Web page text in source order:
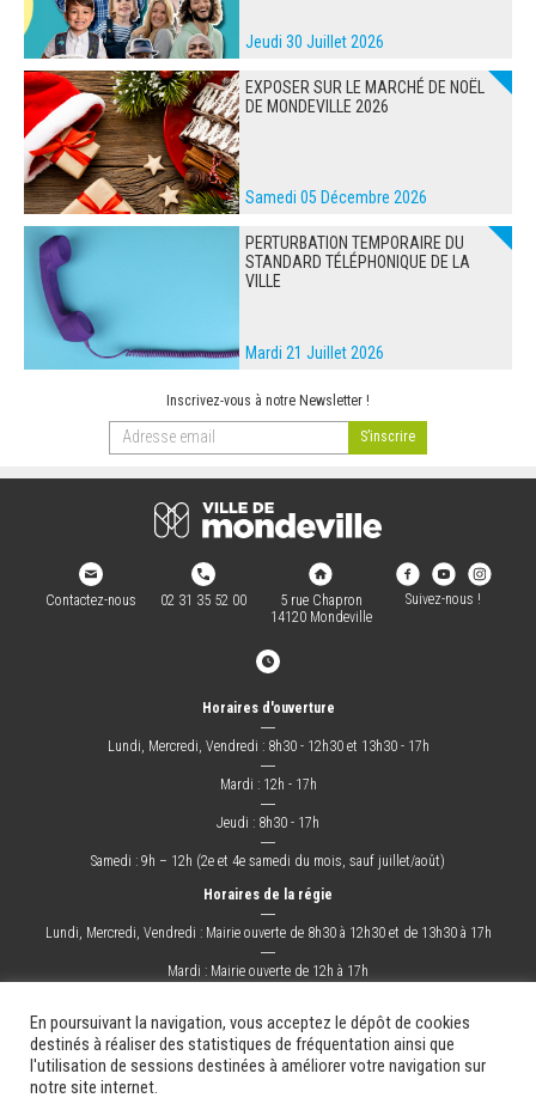
Jeudi 30 Juillet 2026
EXPOSER SUR LE MARCHÉ DE NOËL
DE MONDEVILLE 2026
Samedi 05 Décembre 2026
PERTURBATION TEMPORAIRE DU
STANDARD TÉLÉPHONIQUE DE LA
VILLE
Mardi 21 Juillet 2026
Inscrivez-vous à notre Newsletter !
Contactez-nous 02 31 35 52 00
5 rue Chapron
14120 Mondeville
Suivez-nous !
Horaires d'ouverture
―
Lundi, Mercredi, Vendredi : 8h30 - 12h30 et 13h30 - 17h
―
Mardi : 12h - 17h
―
Jeudi : 8h30 - 17h
―
Samedi : 9h – 12h (2e et 4e samedi du mois, sauf juillet/août)
Horaires de la régie
―
Lundi, Mercredi, Vendredi : Mairie ouverte de 8h30 à 12h30 et de 13h30 à 17h
―
Mardi : Mairie ouverte de 12h à 17h
La Ville Mes démarches Grandir ! Sortir ! Changer !
Les docs.
Mentions légales
En poursuivant la navigation, vous acceptez le dépôt de cookies
destinés à réaliser des statistiques de fréquentation ainsi que
l'utilisation de sessions destinées à améliorer votre navigation sur
notre site internet.